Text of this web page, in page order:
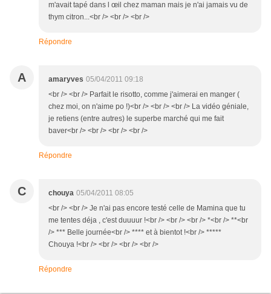
m'avait tapé dans l œil chez maman mais je n'ai jamais vu de
thym citron...<br /> <br /> <br />
Répondre
A amaryves 05/04/2011 09:18
<br /> <br /> Parfait le risotto, comme j'aimerai en manger (
chez moi, on n'aime po !)<br /> <br /> <br /> La vidéo géniale,
je retiens (entre autres) le superbe marché qui me fait
baver<br /> <br /> <br /> <br />
Répondre
C chouya 05/04/2011 08:05
<br /> <br /> Je n'ai pas encore testé celle de Mamina que tu
me tentes déja , c'est duuuur !<br /> <br /> <br /> *<br /> **<br
/> *** Belle journée<br /> **** et à bientot !<br /> *****
Chouya !<br /> <br /> <br /> <br />
Répondre